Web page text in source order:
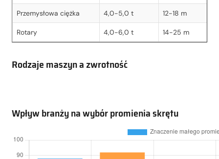
Przemysłowa ciężka 4,0-5,0 t 12-18 m
Rotary 4,0-6,0 t 14-25 m
Rodzaje maszyn a zwrotność
Wpływ branży na wybór promienia skrętu